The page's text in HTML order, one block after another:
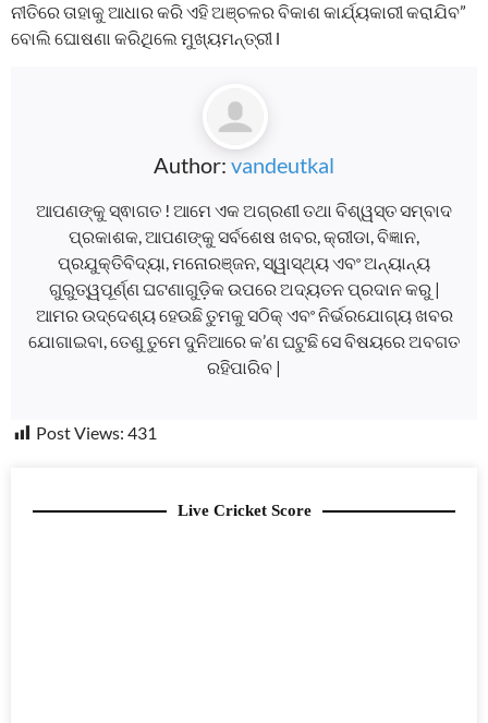
ନୀତିରେ ତାହାକୁ ଆଧାର କରି ଏହି ଅଞ୍ଚଳର ବିକାଶ କାର୍ଯ୍ୟକାରୀ କରା‌ଯିବ”
ବୋଲି ଘୋଷଣା କରିଥିଲେ ମୁଖ୍ୟମନ୍ତ୍ରୀ l
Author: vandeutkal
ଆପଣଙ୍କୁ ସ୍ଵାଗତ ! ଆମେ ଏକ ଅଗ୍ରଣୀ ତଥା ବିଶ୍ୱସ୍ତ ସମ୍ବାଦ
ପ୍ରକାଶକ, ଆପଣଙ୍କୁ ସର୍ବଶେଷ ଖବର, କ୍ରୀଡା, ବିଜ୍ଞାନ,
ପ୍ରଯୁକ୍ତିବିଦ୍ୟା, ମନୋରଞ୍ଜନ, ସ୍ୱାସ୍ଥ୍ୟ ଏବଂ ଅନ୍ୟାନ୍ୟ
ଗୁରୁତ୍ୱପୂର୍ଣ୍ଣ ଘଟଣାଗୁଡ଼ିକ ଉପରେ ଅଦ୍ୟତନ ପ୍ରଦାନ କରୁ |
ଆମର ଉଦ୍ଦେଶ୍ୟ ହେଉଛି ତୁମକୁ ସଠିକ୍ ଏବଂ ନିର୍ଭରଯୋଗ୍ୟ ଖବର
ଯୋଗାଇବା, ତେଣୁ ତୁମେ ଦୁନିଆରେ କ’ଣ ଘଟୁଛି ସେ ବିଷୟରେ ଅବଗତ
ରହିପାରିବ |
Post Views: 431
Live Cricket Score